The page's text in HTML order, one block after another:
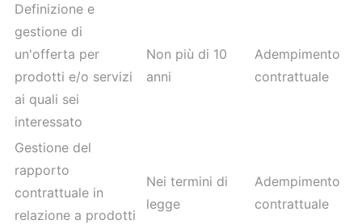
Definizione e
gestione di
un'offerta per
prodotti e/o servizi
ai quali sei
interessato
Non più di 10
anni
Adempimento
contrattuale
Gestione del
rapporto
contrattuale in
relazione a prodotti
Nei termini di
legge
Adempimento
contrattuale